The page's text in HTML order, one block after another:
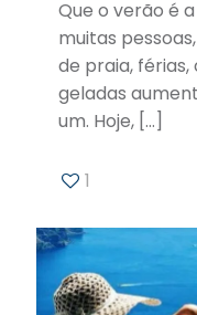
Que o verão é
muitas
de praia,
geladas
um. Hoje, […]
1